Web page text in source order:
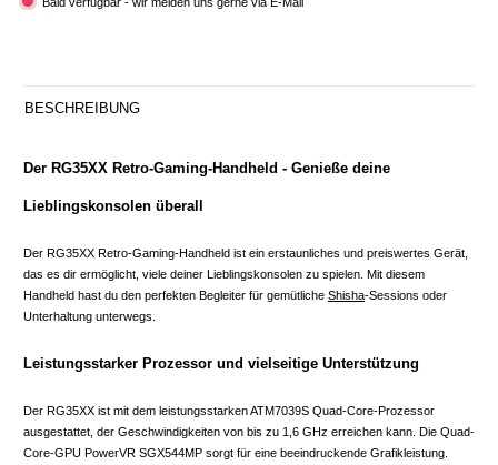
BESCHREIBUNG
Der RG35XX Retro-Gaming-Handheld - Genieße deine
Lieblingskonsolen überall
Der RG35XX Retro-Gaming-Handheld ist ein erstaunliches und preiswertes Gerät,
das es dir ermöglicht, viele deiner Lieblingskonsolen zu spielen. Mit diesem
Handheld hast du den perfekten Begleiter für gemütliche Shisha-Sessions oder
Unterhaltung unterwegs.
Leistungsstarker Prozessor und vielseitige Unterstützung
Der RG35XX ist mit dem leistungsstarken ATM7039S Quad-Core-Prozessor
ausgestattet, der Geschwindigkeiten von bis zu 1,6 GHz erreichen kann. Die Quad-
Core-GPU PowerVR SGX544MP sorgt für eine beeindruckende Grafikleistung.